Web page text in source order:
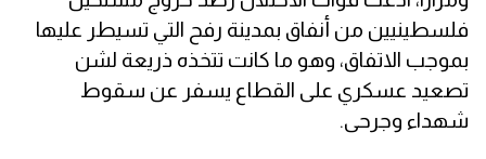
فلسطينيين من أنفاق بمدينة رفح التي تسيطر عليها
بموجب الاتفاق، وهو ما كانت تتخذه ذريعة لشن
تصعيد عسكري على القطاع يسفر عن سقوط
شهداء وجرحى.